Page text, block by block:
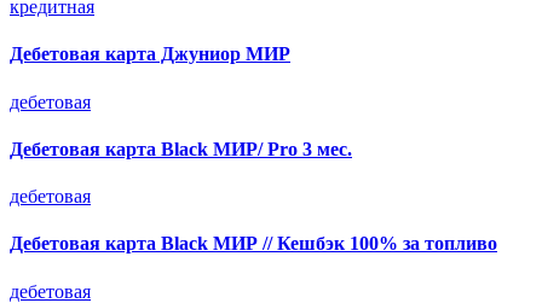
кредитная
Дебетовая карта Джуниор МИР
дебетовая
Дебетовая карта Black МИР/ Pro 3 мес.
дебетовая
Дебетовая карта Black МИР // Кешбэк 100% за топливо
дебетовая